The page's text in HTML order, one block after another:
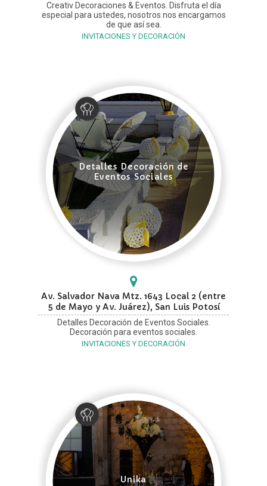
Creativ Decoraciones & Eventos. Disfruta el día
especial para ustedes, nosotros nos encargamos
de que así sea.
INVITACIONES Y DECORACIÓN
Detalles Decoración de
Eventos Sociales
Av. Salvador Nava Mtz. 1643 Local 2 (entre
5 de Mayo y Av. Juárez), San Luis Potosí
Detalles Decoración de Eventos Sociales.
Decoración para eventos sociales.
INVITACIONES Y DECORACIÓN
Unika